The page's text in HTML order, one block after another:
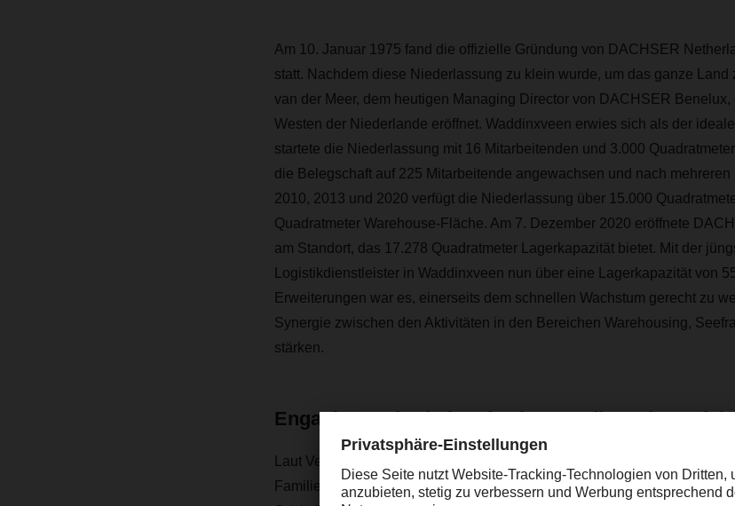
Am 10. Januar 1975 fand die offizielle Gründung von DACHSER
statt. Nachdem diese Niederlassung zu klein wurde, um das ganze Land
van der Meer, dem heutigen Managing Director von DACHSER
Westen der Niederlande eröffnet. Waddinxveen erwies sich als der
startete die Niederlassung mit 16 Mitarbeitenden und 3.000
die Belegschaft auf 225 Mitarbeitende angewachsen und nach
2010, 2013 und 2020 verfügt die Niederlassung über 15.000
Quadratmeter Warehouse-Fläche. Am 7. Dezember 2020 eröffnete
am Standort, das 17.278 Quadratmeter Lagerkapazität bietet. Mit der
Logistikdienstleister in Waddinxveen nun über eine Lagerkapazität von
Erweiterungen war es, einerseits dem schnellen Wachstum gerecht zu
Synergie zwischen den Aktivitäten in den Bereichen Warehousing,
stärken.
Engagierte Mitarbeitende als Grundlage des
Laut Vermeulen verdankt DACHSER sein Wachstum vor allem der
Familienunternehmens. "Unsere Mitarbeiterinnen und Mitarbeiter sind